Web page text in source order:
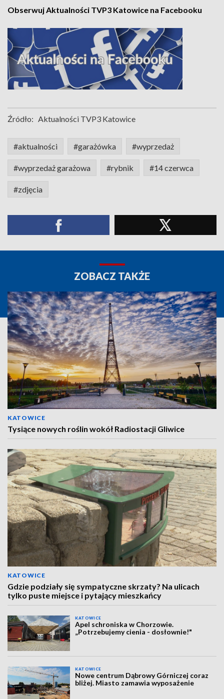
Obserwuj Aktualności TVP3 Katowice na Facebooku
Źródło: Aktualności TVP3 Katowice
#aktualności #garażówka #wyprzedaż
#wyprzedaż garażowa #rybnik #14 czerwca
#zdjęcia
ZOBACZ TAKŻE
KATOWICE
Tysiące nowych roślin wokół Radiostacji Gliwice
KATOWICE
Gdzie podziały się sympatyczne skrzaty? Na ulicach
tylko puste miejsce i pytający mieszkańcy
KATOWICE
Apel schroniska w Chorzowie.
„Potrzebujemy cienia - dosłownie!"
KATOWICE
Nowe centrum Dąbrowy Górniczej coraz
bliżej. Miasto zamawia wyposażenie